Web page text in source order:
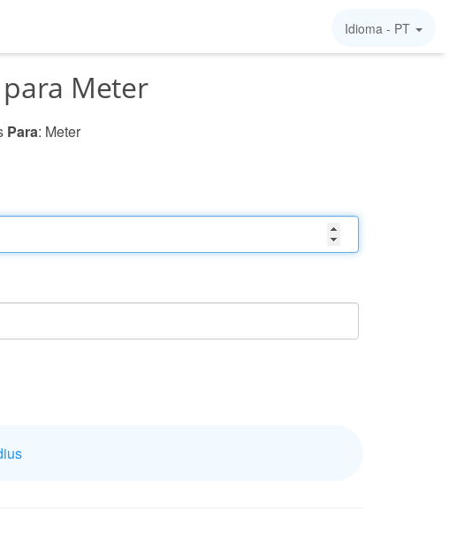
Idioma - PT
Meter
Para: Meter